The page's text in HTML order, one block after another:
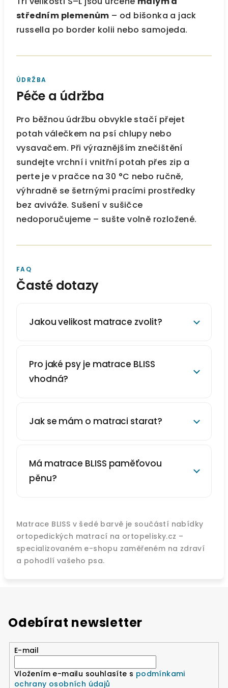
středním plemenům – od bišonka a jack
russella po border kolii nebo samojeda.
ÚDRŽBA
Péče a údržba
Pro běžnou údržbu obvykle stačí přejet
potah válečkem na psí chlupy nebo
vysavačem. Při výraznějším znečištění
sundejte vrchní i vnitřní potah přes zip a
perte je v pračce na 30 °C nebo ručně,
výhradně se šetrnými pracími prostředky
bez aviváže. Sušení v sušičce
nedoporučujeme – sušte volně rozložené.
FAQ
Časté dotazy
Jakou velikost matrace zvolit?
Pro jaké psy je matrace BLISS
vhodná?
Jak se mám o matraci starat?
Má matrace BLISS paměťovou
pěnu?
Matrace BLISS v šedé barvě je součástí nabídky
ortopedických matrací na ortopelisky.cz –
specializovaném e-shopu zaměřeném na zdraví
a pohodlí vašeho psa.
Odebírat newsletter
E-mail
Vložením e-mailu souhlasíte s podmínkami
ochrany osobních údajů